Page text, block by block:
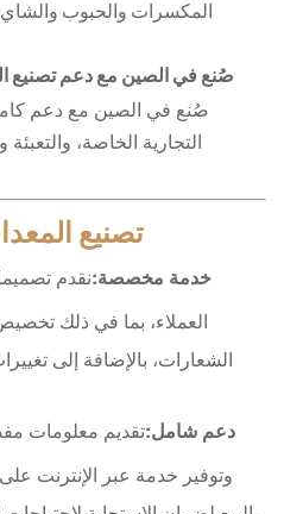
المكسرات والحبوب والشاي
صُنع في الصين مع دعم تصنيع
صُنع في الصين مع دعم
التجارية الخاصة،
تصنيع
خدمة مخصصة:نقدم
العملاء، بما في ذلك
الشعارات، بالإضافة إلى
دعم شامل:تقديم معلومات